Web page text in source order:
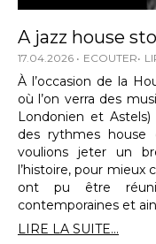
A jazz house
17.04.2026 ECOUTER
À l’occasion de la
où l’on verra des
Londonien et
des rythmes
voulions jeter un
l’histoire, pour
ont pu être
contemporaines et
LIRE LA SUITE...